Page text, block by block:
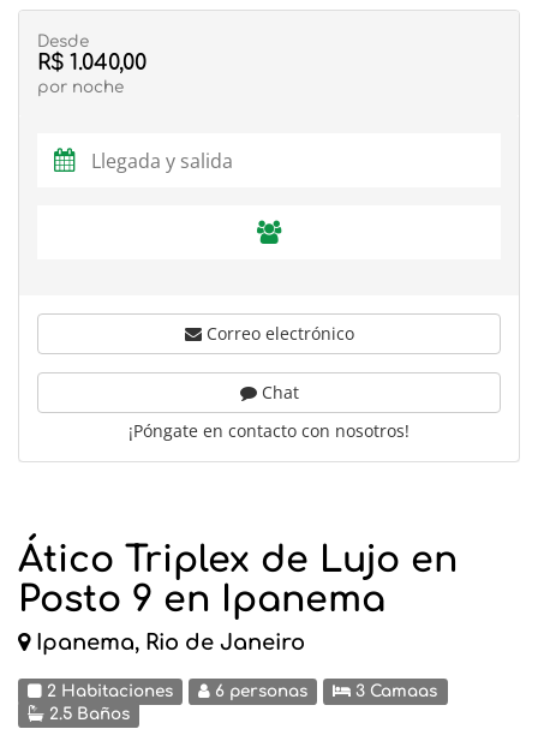
Ático Triplex de Lujo en
Posto 9 en Ipanema
Ipanema, Rio de Janeiro
2 Habitaciones 6 personas
3 Camaas
2.5 Baños
Desde
R$ 1.040,00
por noche
Correo electrónico
Chat
¡Póngate en contacto con nosotros!